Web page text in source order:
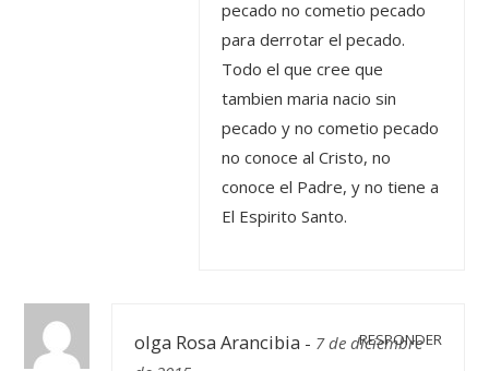
pecado no cometio pecado
para derrotar el pecado.
Todo el que cree que
tambien maria nacio sin
pecado y no cometio pecado
no conoce al Cristo, no
conoce el Padre, y no tiene a
El Espirito Santo.
olga Rosa Arancibia - 7 de diciembre
RESPONDER